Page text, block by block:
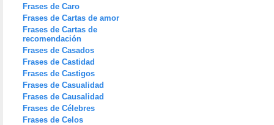
Frases de Caro
Frases de Cartas de amor
Frases de Cartas de
recomendación
Frases de Casados
Frases de Castidad
Frases de Castigos
Frases de Casualidad
Frases de Causalidad
Frases de Célebres
Frases de Celos